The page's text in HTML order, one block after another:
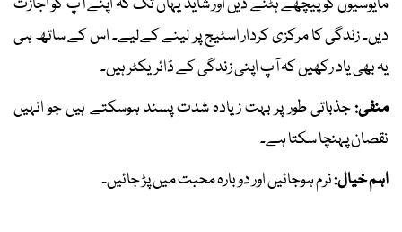
دیں۔ زندگی کا مرکزی کردار اسٹیج پر لینے کےلیے۔ اس کے ساتھ ہی
یہ بھی یاد رکھیں کہ آپ اپنی زندگی کے ڈائریکٹر ہیں۔
منفی:جذباتی طور پر بہت زیادہ شدت پسند ہوسکتے ہیں جو انہیں
نقصان پہنچا سکتا ہے۔
اہم خیال:نرم ہوجائیں اور دوبارہ محبت میں پڑ جائیں۔